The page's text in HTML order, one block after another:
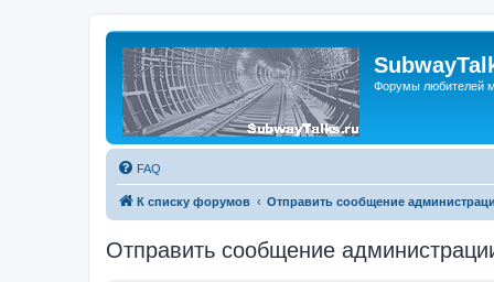
Форумы любителей
FAQ
К списку форумов Отправить сообщение
Отправить сообщение